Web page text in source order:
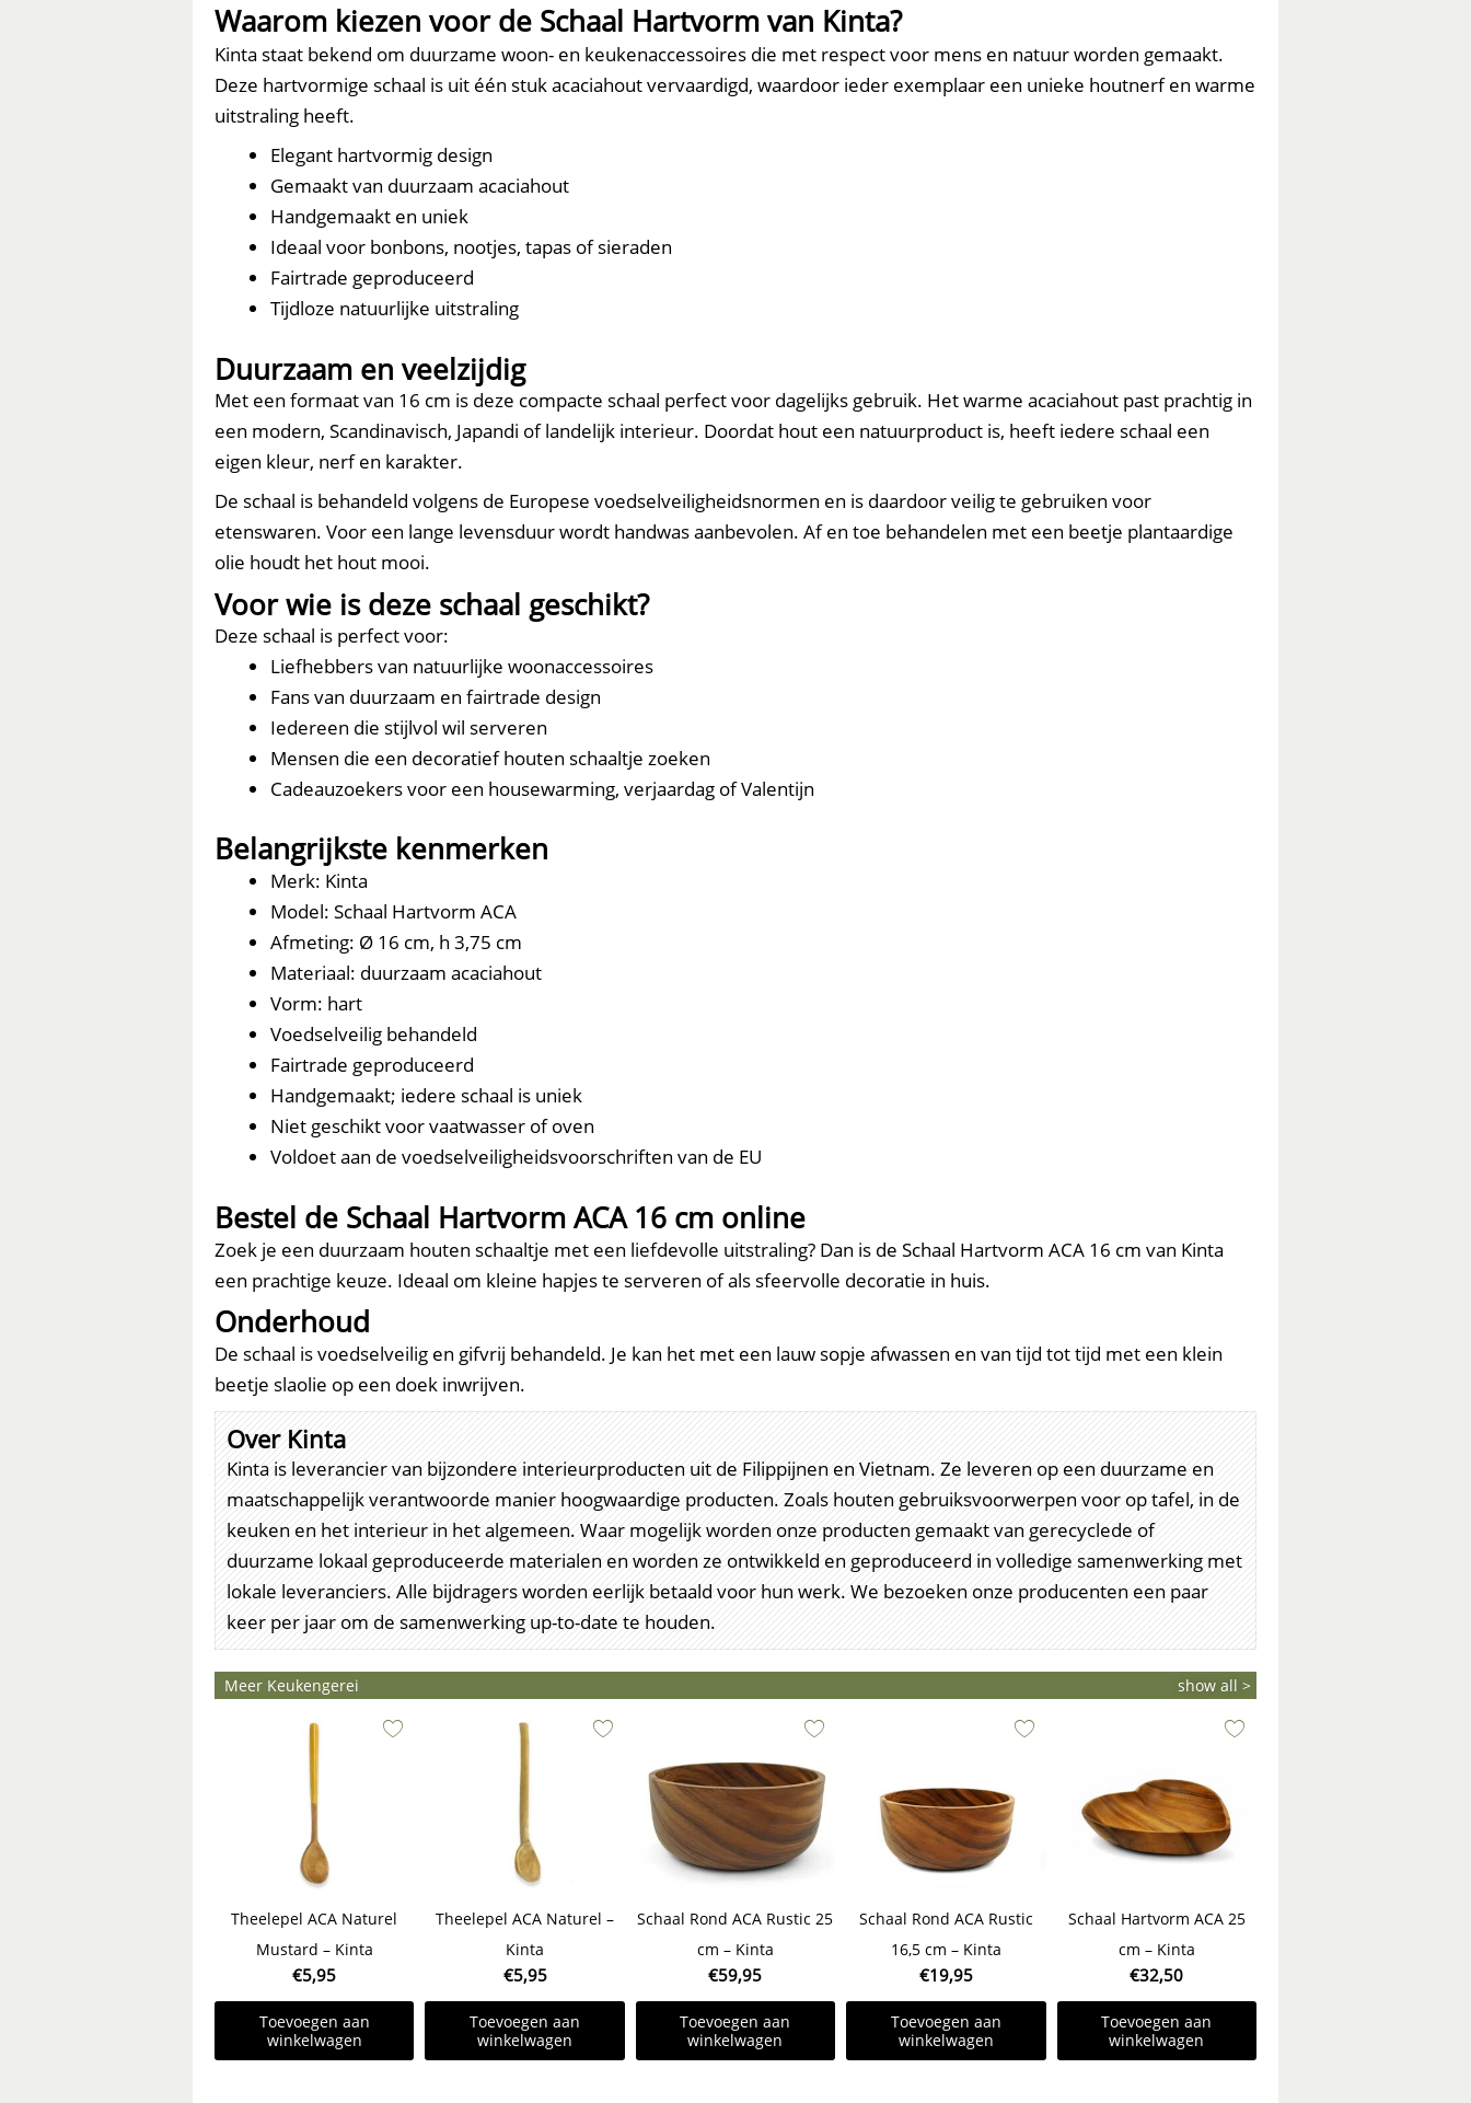
Waarom kiezen voor de Schaal Hartvorm van Kinta?
Kinta staat bekend om duurzame woon- en keukenaccessoires die met respect voor mens en natuur worden gemaakt.
Deze hartvormige schaal is uit één stuk acaciahout vervaardigd, waardoor ieder exemplaar een unieke houtnerf en warme
uitstraling heeft.
Elegant hartvormig design
Gemaakt van duurzaam acaciahout
Handgemaakt en uniek
Ideaal voor bonbons, nootjes, tapas of sieraden
Fairtrade geproduceerd
Tijdloze natuurlijke uitstraling
Duurzaam en veelzijdig
Met een formaat van 16 cm is deze compacte schaal perfect voor dagelijks gebruik. Het warme acaciahout past prachtig in
een modern, Scandinavisch, Japandi of landelijk interieur. Doordat hout een natuurproduct is, heeft iedere schaal een
eigen kleur, nerf en karakter.
De schaal is behandeld volgens de Europese voedselveiligheidsnormen en is daardoor veilig te gebruiken voor
etenswaren. Voor een lange levensduur wordt handwas aanbevolen. Af en toe behandelen met een beetje plantaardige
olie houdt het hout mooi.
Voor wie is deze schaal geschikt?
Deze schaal is perfect voor:
Liefhebbers van natuurlijke woonaccessoires
Fans van duurzaam en fairtrade design
Iedereen die stijlvol wil serveren
Mensen die een decoratief houten schaaltje zoeken
Cadeauzoekers voor een housewarming, verjaardag of Valentijn
Belangrijkste kenmerken
Merk: Kinta
Model: Schaal Hartvorm ACA
Afmeting: Ø 16 cm, h 3,75 cm
Materiaal: duurzaam acaciahout
Vorm: hart
Voedselveilig behandeld
Fairtrade geproduceerd
Handgemaakt; iedere schaal is uniek
Niet geschikt voor vaatwasser of oven
Voldoet aan de voedselveiligheidsvoorschriften van de EU
Bestel de Schaal Hartvorm ACA 16 cm online
Zoek je een duurzaam houten schaaltje met een liefdevolle uitstraling? Dan is de Schaal Hartvorm ACA 16 cm van Kinta
een prachtige keuze. Ideaal om kleine hapjes te serveren of als sfeervolle decoratie in huis.
Onderhoud
De schaal is voedselveilig en gifvrij behandeld. Je kan het met een lauw sopje afwassen en van tijd tot tijd met een klein
beetje slaolie op een doek inwrijven.
Over Kinta
Kinta is leverancier van bijzondere interieurproducten uit de Filippijnen en Vietnam. Ze leveren op een duurzame en
maatschappelijk verantwoorde manier hoogwaardige producten. Zoals houten gebruiksvoorwerpen voor op tafel, in de
keuken en het interieur in het algemeen. Waar mogelijk worden onze producten gemaakt van gerecyclede of
duurzame lokaal geproduceerde materialen en worden ze ontwikkeld en geproduceerd in volledige samenwerking met
lokale leveranciers. Alle bijdragers worden eerlijk betaald voor hun werk. We bezoeken onze producenten een paar
keer per jaar om de samenwerking up-to-date te houden.
Meer Keukengerei show all >
Theelepel ACA Naturel
Mustard – Kinta
€5,95
Toevoegen aan
winkelwagen
Theelepel ACA Naturel –
Kinta
€5,95
Toevoegen aan
winkelwagen
Schaal Rond ACA Rustic 25
cm – Kinta
€59,95
Toevoegen aan
winkelwagen
Schaal Rond ACA Rustic
16,5 cm – Kinta
€19,95
Toevoegen aan
winkelwagen
Schaal Hartvorm ACA 25
cm – Kinta
€32,50
Toevoegen aan
winkelwagen